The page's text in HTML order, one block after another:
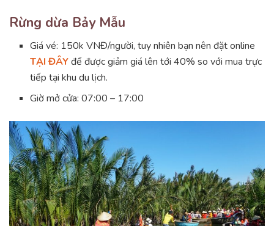
Rừng dừa Bảy Mẫu
Giá vé: 150k VNĐ/người, tuy nhiên bạn nên đặt online
TẠI ĐÂYđể được giảm giá lên tới 40% so với mua trực
tiếp tại khu du lịch.
Giờ mở cửa: 07:00 – 17:00